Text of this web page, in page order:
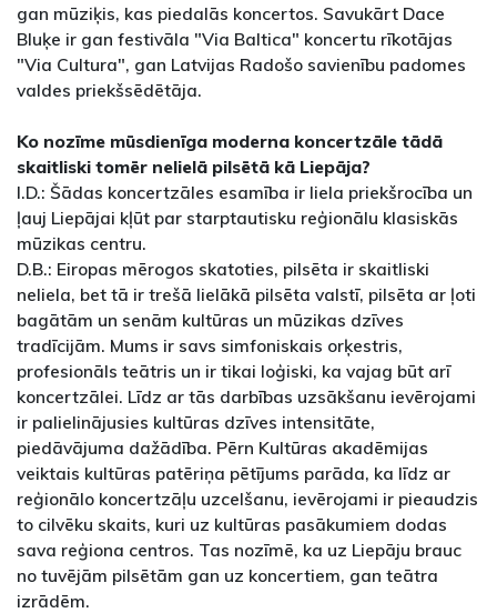
gan mūziķis, kas piedalās koncertos. Savukārt Dace
Bluķe ir gan festivāla "Via Baltica" koncertu rīkotājas
"Via Cultura", gan Latvijas Radošo savienību padomes
valdes priekšsēdētāja.
Ko nozīme mūsdienīga moderna koncertzāle tādā
skaitliski tomēr nelielā pilsētā kā Liepāja?
I.D.: Šādas koncertzāles esamība ir liela priekšrocība un
ļauj Liepājai kļūt par starptautisku reģionālu klasiskās
mūzikas centru.
D.B.: Eiropas mērogos skatoties, pilsēta ir skaitliski
neliela, bet tā ir trešā lielākā pilsēta valstī, pilsēta ar ļoti
bagātām un senām kultūras un mūzikas dzīves
tradīcijām. Mums ir savs simfoniskais orķestris,
profesionāls teātris un ir tikai loģiski, ka vajag būt arī
koncertzālei. Līdz ar tās darbības uzsākšanu ievērojami
ir palielinājusies kultūras dzīves intensitāte,
piedāvājuma dažādība. Pērn Kultūras akadēmijas
veiktais kultūras patēriņa pētījums parāda, ka līdz ar
reģionālo koncertzāļu uzcelšanu, ievērojami ir pieaudzis
to cilvēku skaits, kuri uz kultūras pasākumiem dodas
sava reģiona centros. Tas nozīmē, ka uz Liepāju brauc
no tuvējām pilsētām gan uz koncertiem, gan teātra
izrādēm.